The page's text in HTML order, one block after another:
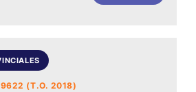
9622 (T.O. 2018)